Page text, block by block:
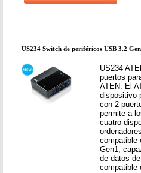
US234 Switch de periféricos USB 3.2
US234
puertos
ATEN. El
dispositivo
con 2
permite a
cuatro
compatible
Gen1,
de datos
compatible